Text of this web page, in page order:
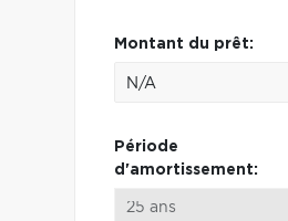
Montant du prêt:
Période
d'amortissement: